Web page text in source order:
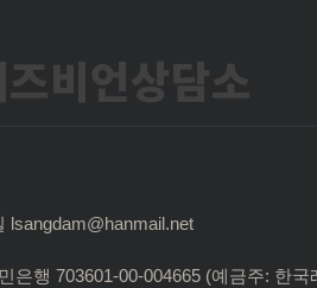
비언상담소
lsangdam@hanmail.net
은행 703601-00-004665 (예금주: 한국